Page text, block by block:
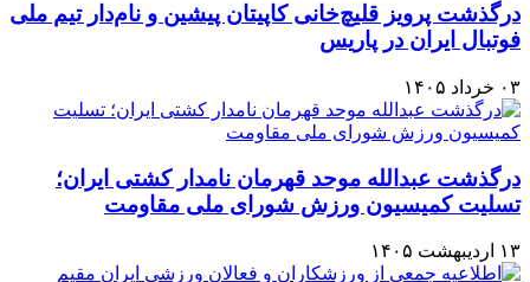
درگذشت پرویز قلیچ‌خانی کاپیتان پیشین و نام‌دار تیم ملی
فوتبال ایران در پاریس
۰۳ خرداد ۱۴۰۵
درگذشت عبدالله موحد قهرمان نامدار کشتی ایران؛
تسلیت کمیسیون ورزش شورای ملی مقاومت
۱۳ اردیبهشت ۱۴۰۵